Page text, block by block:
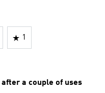
1
a couple of uses